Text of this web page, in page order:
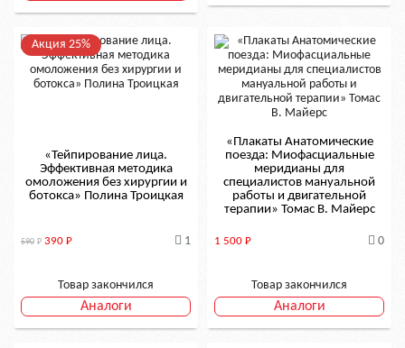
Акция 25%
«Тейпирование лица.
Эффективная методика
омоложения без хирургии и
ботокса» Полина Троицкая
590 Р 390 Р 1
Товар закончился
Аналоги
«Плакаты Анатомические
поезда: Миофасциальные
меридианы для
специалистов мануальной
работы и двигательной
терапии» Томас В. Майерс
1 500 Р 0
Товар закончился
Аналоги